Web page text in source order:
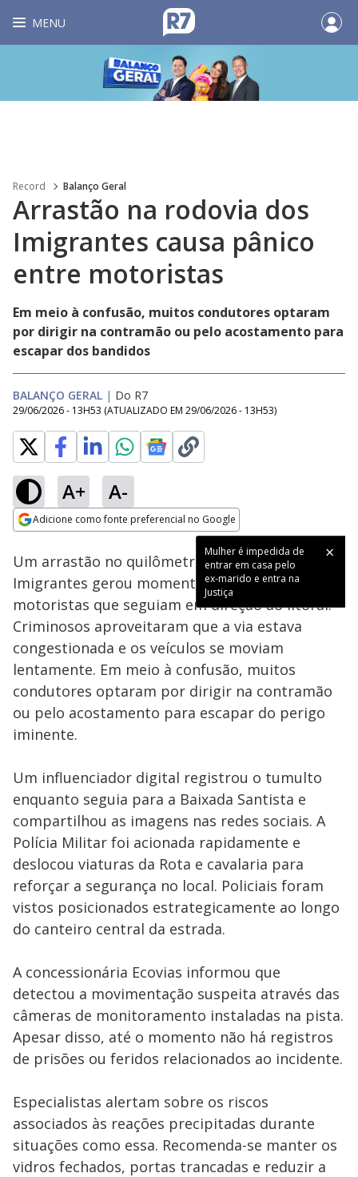
MENU
Record Balanço Geral
Arrastão na rodovia dos
Imigrantes causa pânico
entre motoristas
Em meio à confusão, muitos condutores optaram
por dirigir na contramão ou pelo acostamento para
escapar dos bandidos
BALANÇO GERAL | Do R7
29/06/2026 - 13H53 (ATUALIZADO EM 29/06/2026 - 13H53)
A+ A-
Adicione como fonte preferencial no Google
Mulher é impedida de
entrar em casa pelo
ex-marido e entra na
Justiça
Ativar
Loaded
26.83%
Um arrastão no quilômetro 59 da rodovia dos
Imigrantes gerou momentos de pânico para
motoristas que seguiam em direção ao litoral.
Criminosos aproveitaram que a via estava
congestionada e os veículos se moviam
lentamente. Em meio à confusão, muitos
condutores optaram por dirigir na contramão
ou pelo acostamento para escapar do perigo
iminente.
Um influenciador digital registrou o tumulto
enquanto seguia para a Baixada Santista e
compartilhou as imagens nas redes sociais. A
Polícia Militar foi acionada rapidamente e
deslocou viaturas da Rota e cavalaria para
reforçar a segurança no local. Policiais foram
vistos posicionados estrategicamente ao longo
do canteiro central da estrada.
A concessionária Ecovias informou que
detectou a movimentação suspeita através das
câmeras de monitoramento instaladas na pista.
Apesar disso, até o momento não há registros
de prisões ou feridos relacionados ao incidente.
Especialistas alertam sobre os riscos
associados às reações precipitadas durante
situações como essa. Recomenda-se manter os
vidros fechados, portas trancadas e reduzir a